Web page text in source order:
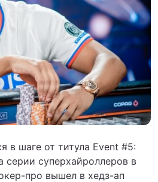
в шаге от титула Event #5:
серии суперхайроллеров в
про вышел в хедз-ап